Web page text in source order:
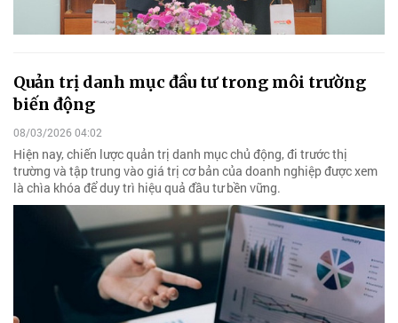
Quản trị danh mục đầu tư trong môi trường
biến động
08/03/2026 04:02
Hiện nay, chiến lược quản trị danh mục chủ động, đi trước thị
trường và tập trung vào giá trị cơ bản của doanh nghiệp được xem
là chìa khóa để duy trì hiệu quả đầu tư bền vững.